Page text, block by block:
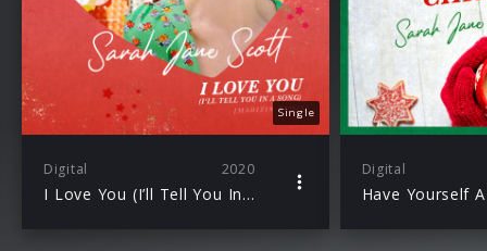
Single
Digital 2020
I Love You (I’ll Tell You In A Song) [Madizin Remix]
Digital